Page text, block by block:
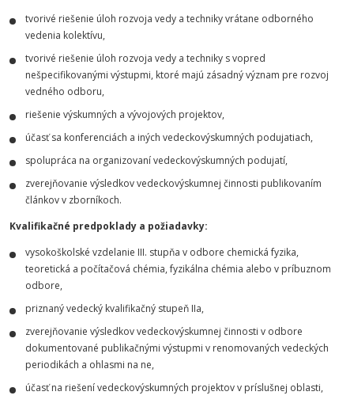
tvorivé riešenie úloh rozvoja vedy a techniky vrátane odborného
vedenia kolektívu,
tvorivé riešenie úloh rozvoja vedy a techniky s vopred
nešpecifikovanými výstupmi, ktoré majú zásadný význam pre rozvoj
vedného odboru,
riešenie výskumných a vývojových projektov,
účasť sa konferenciách a iných vedeckovýskumných podujatiach,
spolupráca na organizovaní vedeckovýskumných podujatí,
zverejňovanie výsledkov vedeckovýskumnej činnosti publikovaním
článkov v zborníkoch.
Kvalifikačné predpoklady a požiadavky:
vysokoškolské vzdelanie III. stupňa v odbore chemická fyzika,
teoretická a počítačová chémia, fyzikálna chémia alebo v príbuznom
odbore,
priznaný vedecký kvalifikačný stupeň IIa,
zverejňovanie výsledkov vedeckovýskumnej činnosti v odbore
dokumentované publikačnými výstupmi v renomovaných vedeckých
periodikách a ohlasmi na ne,
účasť na riešení vedeckovýskumných projektov v príslušnej oblasti,